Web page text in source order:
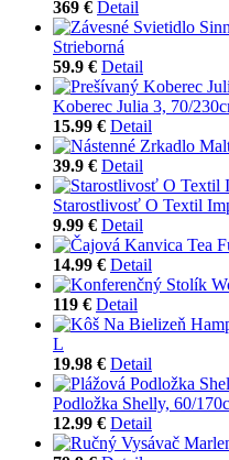
369 € Detail
Strieborná
59.9 € Detail
Koberec Julia 3, 70/
15.99 € Detail
39.9 € Detail
Starostlivosť O Textil
9.99 € Detail
14.99 € Detail
119 € Detail
L
19.98 € Detail
Podložka Shelly, 60/
12.99 € Detail